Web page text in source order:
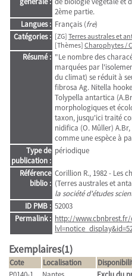
2ème partie.
Langues : Français (fre)
Catégories : [ZG] Terres australes et
[Thèmes] Charophytes /
Résumé : "Le nombre des
marquées par
du climat) se réduit à
fibrosa Ag. Nitella
Tolypella antartica
morphologiques et
taxon, jusqu'ici traité
nidifica (O. Mûller)
comme une espèce à
Type de
publication :
périodique
Référence
biblio :
Corillion R., 1982 - Les
(Terres australes et
la société d'études
ID PMB : 52003
Permalink : http://
Exemplaires(1)
Cote Localisation